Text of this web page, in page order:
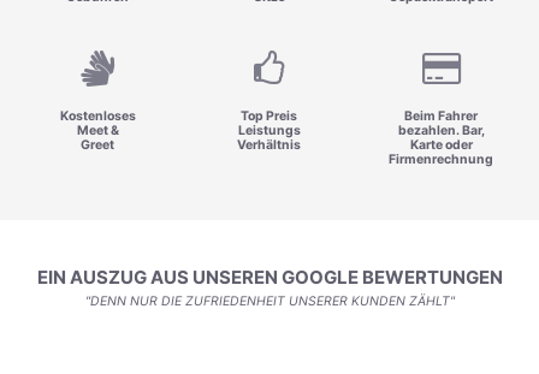
Kostenloses
Meet &
Greet
Top Preis
Leistungs
Verhältnis
Beim Fahrer
bezahlen. Bar,
Karte oder
Firmenrechnung
EIN AUSZUG AUS UNSEREN GOOGLE BEWERTUNGEN
"DENN NUR DIE ZUFRIEDENHEIT UNSERER KUNDEN ZÄHLT"